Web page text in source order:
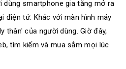
dùng smartphone gia tăng mở ra
điện tử. Khác với màn hình máy
thân' của người dùng. Giờ đây,
tìm kiếm và mua sắm mọi lúc